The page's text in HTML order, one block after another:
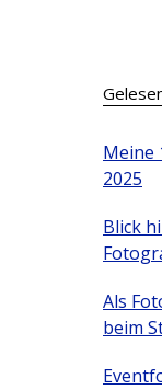
Meine
2025
Blick
Als
beim